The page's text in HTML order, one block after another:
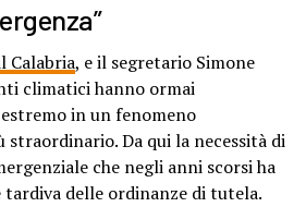
Calabria, e il segretario Simone
climatici hanno ormai
in un fenomeno
Da qui la necessità di
che negli anni scorsi ha
delle ordinanze di tutela.